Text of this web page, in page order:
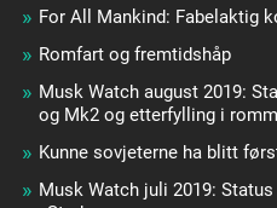
For All Mankind: Fabelaktig
Romfart og fremtidshåp
Musk Watch august 2019:
og Mk2 og etterfylling i
Kunne sovjeterne ha blitt
Musk Watch juli 2019: